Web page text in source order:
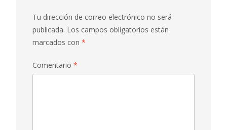
Tu dirección de correo electrónico no será
publicada. Los campos obligatorios están
marcados con *
Comentario *